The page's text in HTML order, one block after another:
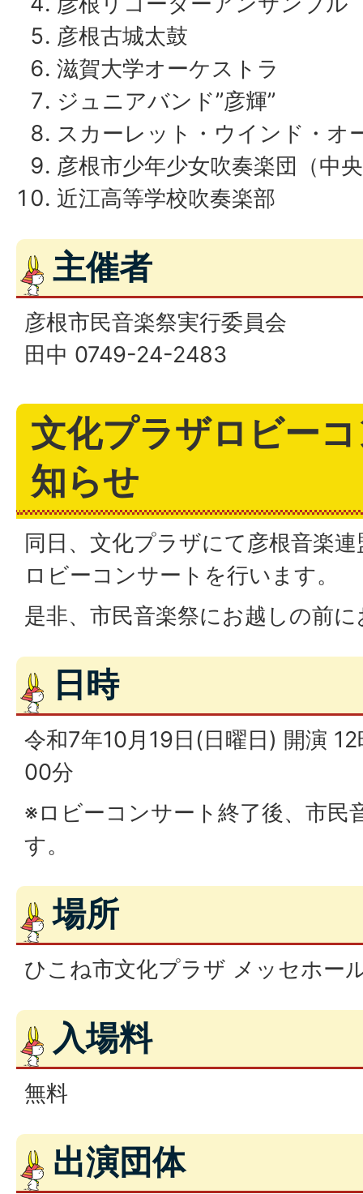
彦根古城太鼓
滋賀大学オーケストラ
ジュニアバンド”彦輝”
スカーレット・ウインド・オ
彦根市少年少女吹奏楽団（中
近江高等学校吹奏楽部
主催者
彦根市民音楽祭実行委員会
田中 0749-24-2483
文化プラザロビー
知らせ
同日、文化プラザにて彦根音楽
ロビーコンサートを行います。
是非、市民音楽祭にお越しの前
日時
令和7年10月19日(日曜日) 開演
00分
※ロビーコンサート終了後、市民
す。
場所
ひこね市文化プラザ メッセホー
入場料
無料
出演団体